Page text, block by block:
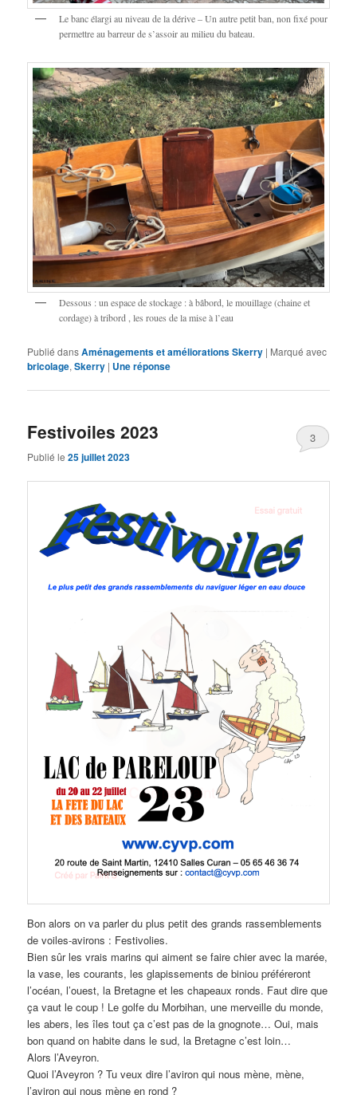
Le banc élargi au niveau de la dérive – Un autre petit ban, non fixé pour
permettre au barreur de s’assoir au milieu du bateau.
Dessous : un espace de stockage : à bâbord, le mouillage (chaine et
cordage) à tribord , les roues de la mise à l’eau
Publié dansAménagements et améliorations Skerry | Marqué avec
bricolage,Skerry | Uneréponse
Festivoiles 2023
Publié le25 juillet 2023
3
Bon alors on va parler du plus petit des grands rassemblements
de voiles-avirons : Festivolies.
Bien sûr les vrais marins qui aiment se faire chier avec la marée,
la vase, les courants, les glapissements de biniou préféreront
l’océan, l’ouest, la Bretagne et les chapeaux ronds. Faut dire que
ça vaut le coup ! Le golfe du Morbihan, une merveille du monde,
les abers, les îles tout ça c’est pas de la gnognote… Oui, mais
bon quand on habite dans le sud, la Bretagne c’est loin…
Alors l’Aveyron.
Quoi l’Aveyron ? Tu veux dire l’aviron qui nous mène, mène,
l’aviron qui nous mène en rond ?